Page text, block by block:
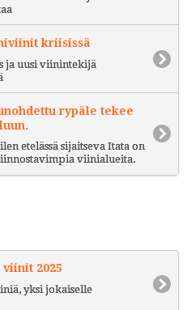
kriisissä
ja uusi viinintekijä
rypäle tekee
etelässä sijaitseva Itata on
viinialueita.
2025
yksi jokaiselle